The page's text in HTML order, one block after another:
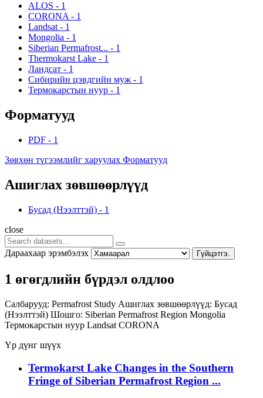
ALOS - 1
CORONA - 1
Landsat - 1
Mongolia - 1
Siberian Permafrost... - 1
Thermokarst Lake - 1
Ландсат - 1
Сибирийн цэвдгийн муж - 1
Термокарстын нуур - 1
Форматууд
PDF - 1
Зөвхөн түгээмлийг харуулах Форматууд
Ашиглах зөвшөөрлүүд
Бусад (Нээлттэй) - 1
close
Дараахаар эрэмбэлэх Гүйцэтгэ.
1 өгөгдлийн бүрдэл олдлоо
Салбарууд: Permafrost Study Ашиглах зөвшөөрлүүд: Бусад
(Нээлттэй) Шошго: Siberian Permafrost Region Mongolia
Термокарстын нуур Landsat CORONA
Үр дүнг шүүх
Termokarst Lake Changes in the Southern
Fringe of Siberian Permafrost Region ...